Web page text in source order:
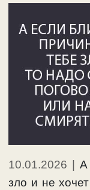
10.01.2026
А
зло и не